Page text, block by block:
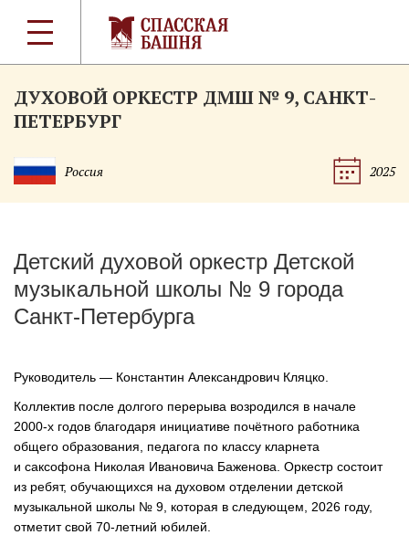
ДУХОВОЙ ОРКЕСТР ДМШ № 9, САНКТ-
ПЕТЕРБУРГ
Россия 2025
Детский духовой оркестр Детской
музыкальной школы № 9 города
Санкт-Петербурга
Руководитель — Константин Александрович Кляцко.
Коллектив после долгого перерыва возродился в начале
2000-х годов благодаря инициативе почётного работника
общего образования, педагога по классу кларнета
и саксофона Николая Ивановича Баженова. Оркестр состоит
из ребят, обучающихся на духовом отделении детской
музыкальной школы № 9, которая в следующем, 2026 году,
отметит свой 70-летний юбилей.